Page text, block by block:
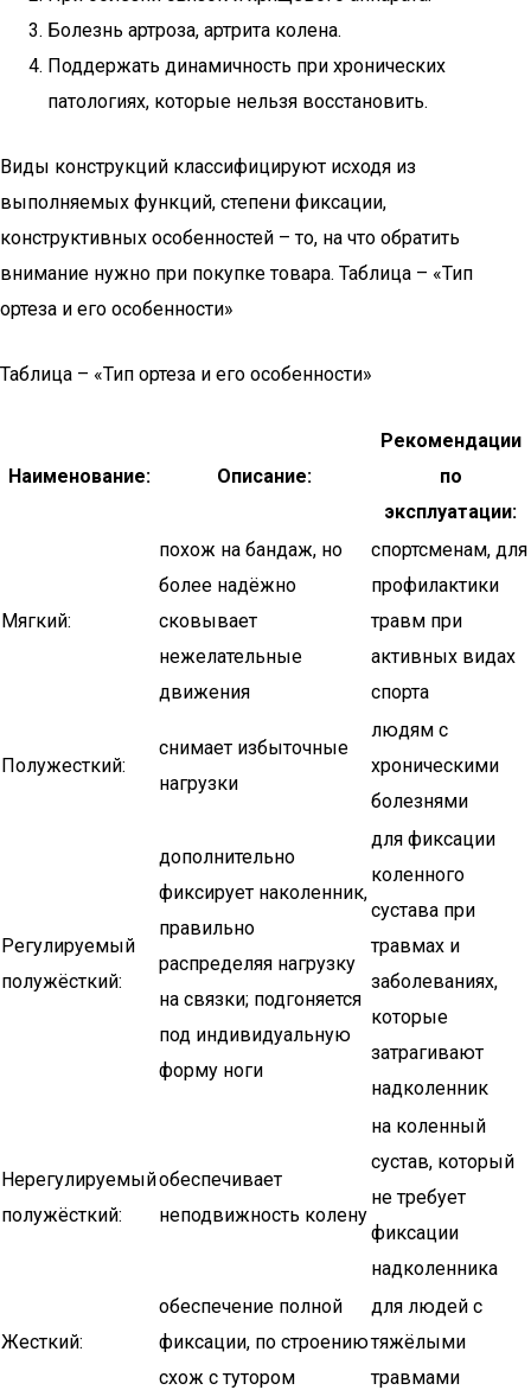
Болезнь артроза, артрита колена.
Поддержать динамичность при хронических
патологиях, которые нельзя восстановить.
Виды конструкций классифицируют исходя из
выполняемых функций, степени фиксации,
конструктивных особенностей – то, на что обратить
внимание нужно при покупке товара. Таблица – «Тип
ортеза и его особенности»
Таблица – «Тип ортеза и его особенности»
Наименование: Описание:
Рекомендации
по
эксплуатации:
Мягкий:
похож на бандаж, но
более надёжно
сковывает
нежелательные
движения
спортсменам, для
профилактики
травм при
активных видах
спорта
Полужесткий:
снимает избыточные
нагрузки
людям с
хроническими
болезнями
Регулируемый
полужёсткий:
дополнительно
фиксирует наколенник,
правильно
распределяя нагрузку
на связки; подгоняется
под индивидуальную
форму ноги
для фиксации
коленного
сустава при
травмах и
заболеваниях,
которые
затрагивают
надколенник
Нерегулируемый
полужёсткий:
обеспечивает
неподвижность колену
на коленный
сустав, который
не требует
фиксации
надколенника
Жесткий:
обеспечение полной
фиксации, по строению
схож с тутором
для людей с
тяжёлыми
травмами